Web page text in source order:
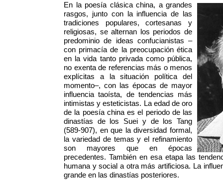
En la poesía clásica china, a grandes
rasgos, junto con la influencia de las
tradiciones populares, cortesanas y
religiosas, se alternan los periodos de
predominio de ideas confucianistas –
con primacía de la preocupación ética
en la vida tanto privada como pública,
no exenta de referencias más o menos
explícitas a la situación política del
momento–, con las épocas de mayor
influencia taoísta, de tendencias más
intimistas y esteticistas. La edad de oro
de la poesía china es el periodo de las
dinastías de los Suei y de los Tang
(589-907), en que la diversidad formal,
la variedad de temas y el refinamiento
son mayores que en épocas
precedentes. También en esa etapa las
humana y social a otra más artificiosa. La
grande en las dinastías posteriores.